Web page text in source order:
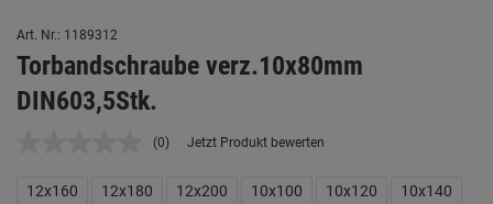
Art. Nr.: 1189312
Torbandschraube verz.10x80mm
DIN603,5Stk.
Kein
Link
(0) Jetzt Produkt bewerten
12x160 12x180 12x200 10x100 10x120
10x140